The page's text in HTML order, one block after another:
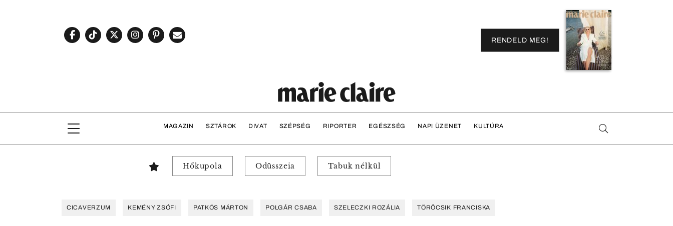
RENDELD MEG!
MAGAZIN SZTÁROK DIVAT SZÉPSÉG RIPORTER EGÉSZSÉG NAPI ÜZENET KULTÚRA
Hőkupola Odüsszeia Tabuk nélkül
CICAVERZUM KEMÉNY ZSÓFI PATKÓS MÁRTON POLGÁR CSABA SZELECZKI ROZÁLIA TÖRŐCSIK FRANCISKA